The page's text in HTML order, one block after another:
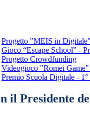
Progetto "MEIS in Digitale"
Gioco “Escape School” -
Progetto Crowdfunding
Videogioco "Romei
Premio Scuola Digitale - 1°
il Presidente